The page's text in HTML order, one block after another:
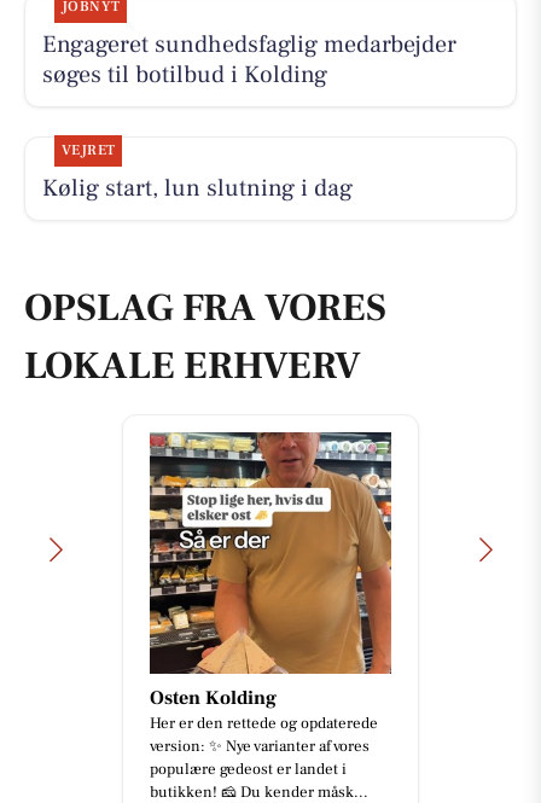
JOBNYT
Engageret sundhedsfaglig medarbejder
søges til botilbud i Kolding
VEJRET
Kølig start, lun slutning i dag
OPSLAG FRA VORES
LOKALE ERHVERV
Osten Kolding
Her er den rettede og opdaterede
version: ✨ Nye varianter af vores
populære gedeost er landet i
butikken! 🧀 Du kender måsk...